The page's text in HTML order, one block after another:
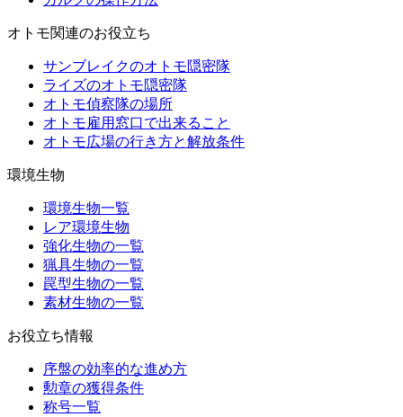
オトモ関連のお役立ち
サンブレイクのオトモ隠密隊
ライズのオトモ隠密隊
オトモ偵察隊の場所
オトモ雇用窓口で出来ること
オトモ広場の行き方と解放条件
環境生物
環境生物一覧
レア環境生物
強化生物の一覧
猟具生物の一覧
罠型生物の一覧
素材生物の一覧
お役立ち情報
序盤の効率的な進め方
勲章の獲得条件
称号一覧